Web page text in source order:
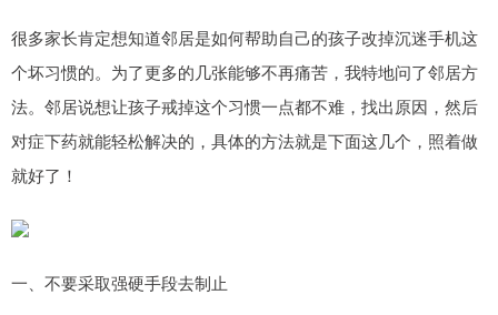
很多家长肯定想知道邻居是如何帮助自己的孩子改掉沉迷手机这
个坏习惯的。为了更多的几张能够不再痛苦，我特地问了邻居方
法。邻居说想让孩子戒掉这个习惯一点都不难，找出原因，然后
对症下药就能轻松解决的，具体的方法就是下面这几个，照着做
就好了！
一、不要采取强硬手段去制止